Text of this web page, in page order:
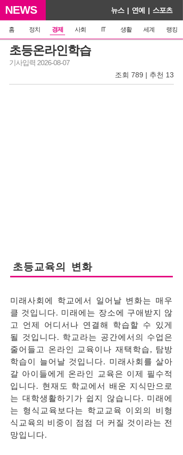
NEWS 뉴스 | 연예 | 스포츠
홈 정치 경제 사회 IT 생활 세계 랭킹
초등온라인학습
기사입력 2026-08-07
조회 789 | 추천 13
초등교육의 변화
미래사회에 학교에서 일어날 변화는 매우
클 것입니다. 미래에는 장소에 구애받지 않
고 언제 어디서나 연결해 학습할 수 있게
될 것입니다. 학교라는 공간에서의 수업은
줄어들고 온라인 교육이나 재택학습, 탐방
학습이 늘어날 것입니다. 미래사회를 살아
갈 아이들에게 온라인 교육은 이제 필수적
입니다. 현재도 학교에서 배운 지식만으로
는 대학생활하기가 쉽지 않습니다. 미래에
는 형식교육보다는 학교교육 이외의 비형
식교육의 비중이 점점 더 커질 것이라는 전
망입니다.